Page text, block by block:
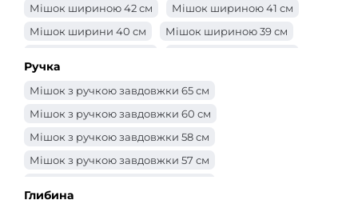
Мішок шириною 42 см
Мішок шириною 41 см
Мішок ширини 40 см
Мішок шириною 39 см
Мішок шириною 34 см
Мішок шириною 32 см
Мішок шириною 30 см
Мішок шириною 28 см
Мішок шириною 26 см
Ручка
Мішок з ручкою завдовжки 65 см
Мішок з ручкою завдовжки 60 см
Мішок з ручкою завдовжки 58 см
Мішок з ручкою завдовжки 57 см
Глибина